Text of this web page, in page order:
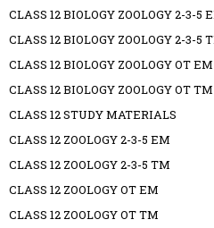
CLASS 12 BIOLOGY ZOOLOGY 2-3-5
CLASS 12 BIOLOGY ZOOLOGY 2-3-5
CLASS 12 BIOLOGY ZOOLOGY OT EM
CLASS 12 BIOLOGY ZOOLOGY OT TM
CLASS 12 STUDY MATERIALS
CLASS 12 ZOOLOGY 2-3-5 EM
CLASS 12 ZOOLOGY 2-3-5 TM
CLASS 12 ZOOLOGY OT EM
CLASS 12 ZOOLOGY OT TM